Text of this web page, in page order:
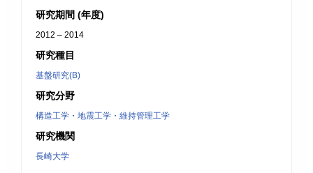
研究期間 (年度)
2012 – 2014
研究種目
基盤研究(B)
研究分野
構造工学・地震工学・維持管理工学
研究機関
長崎大学